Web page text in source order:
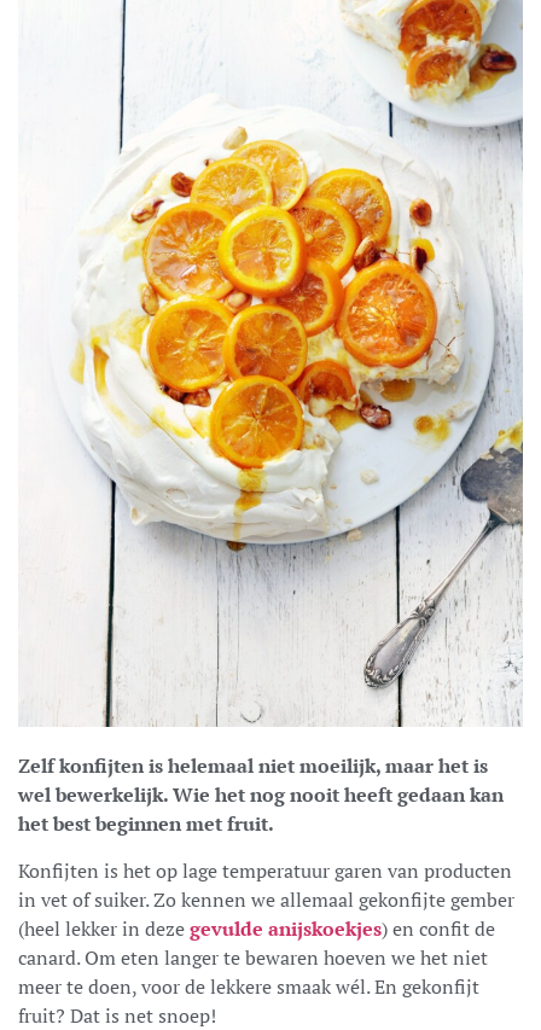
Zelf konfijten is helemaal niet moeilijk, maar het is
wel bewerkelijk. Wie het nog nooit heeft gedaan kan
het best beginnen met fruit.
Konfijten is het op lage temperatuur garen van producten
in vet of suiker. Zo kennen we allemaal gekonfijte gember
(heel lekker in dezegevulde anijskoekjes) en confit de
canard. Om eten langer te bewaren hoeven we het niet
meer te doen, voor de lekkere smaak wél. En gekonfijt
fruit? Dat is net snoep!